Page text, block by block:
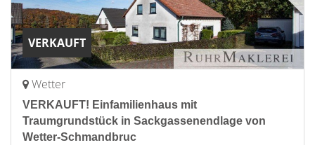
VERKAUFT
Wetter
VERKAUFT! Einfamilienhaus mit
Traumgrundstück in Sackgassenendlage von
Wetter-Schmandbruc